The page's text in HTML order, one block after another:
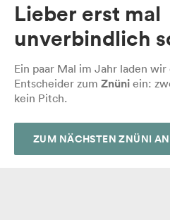
Lieber erst mal
unverbindlich
Ein paar Mal im Jahr laden wir
Entscheider zum Znüni ein:
kein Pitch.
ZUM NÄCHSTEN ZNÜNI